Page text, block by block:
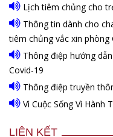
Lịch tiêm chủng cho
Thông tin dành cho
tiêm chủng vắc xin phòng
Thông điệp hướng
Covid-19
Thông điệp truyền
Vì Cuộc Sống Vì Hành
LIÊN KẾT